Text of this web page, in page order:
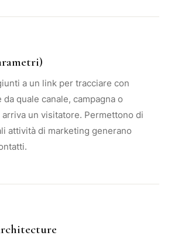
a un link per tracciare con
quale canale, campagna o
un visitatore. Permettono di
attività di marketing generano